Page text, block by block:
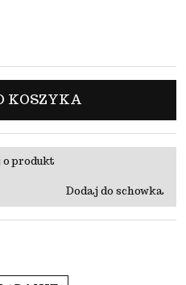
KOSZYKA
produkt
Dodaj do schowka